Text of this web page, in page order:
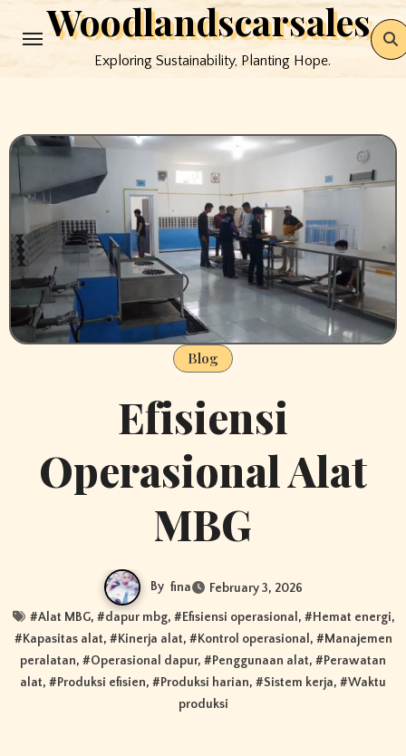
to
Woodlandscarsales
Exploring Sustainability, Planting Hope.
Blog
Efisiensi
Operasional Alat
MBG
By fina February 3, 2026
#Alat MBG, #dapur mbg, #Efisiensi operasional, #Hemat energi,
#Kapasitas alat, #Kinerja alat, #Kontrol operasional, #Manajemen
peralatan, #Operasional dapur, #Penggunaan alat, #Perawatan
alat, #Produksi efisien, #Produksi harian, #Sistem kerja, #Waktu
produksi